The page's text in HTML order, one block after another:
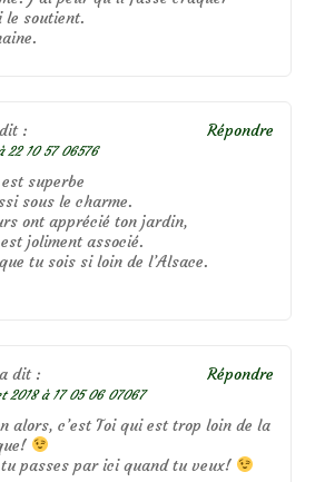
le soutient.
:
22 10 57 06576
superbe
sous le charme.
ont apprécié ton jardin,
joliment associé.
tu sois si loin de l’Alsace.
Répondre
a dit :
2018 à 17 05 06 07067
alors, c’est Toi qui est trop loin de la
passes par ici quand tu veux!
Répondre